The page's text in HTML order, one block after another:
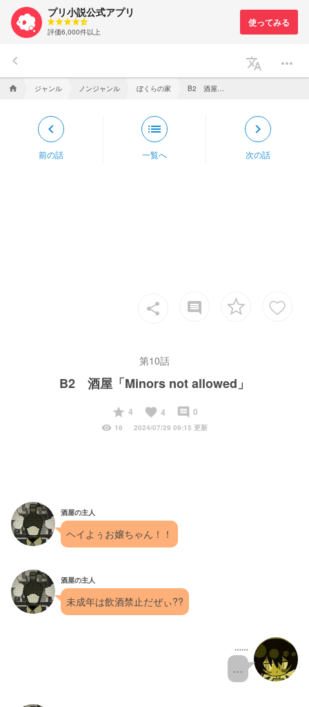
プリ小説公式アプリ
評価6,000件以上
keyboard_arrow_left translate more_horiz
home ジャンル ノンジャンル ぼくらの家
keyboard_arrow_left
前の話
list
一覧へ
keyboard_arrow_right
次の話
share insert_comment
第10話
B2 酒屋「Minors not allowed」
start
4 favorite 4 insert_comment 0
visibility 16 2024/07/29 09:15 更新
酒屋の主人
ヘイよぅお嬢ちゃん！！
酒屋の主人
未成年は飲酒禁止だぜぃ??
……
…